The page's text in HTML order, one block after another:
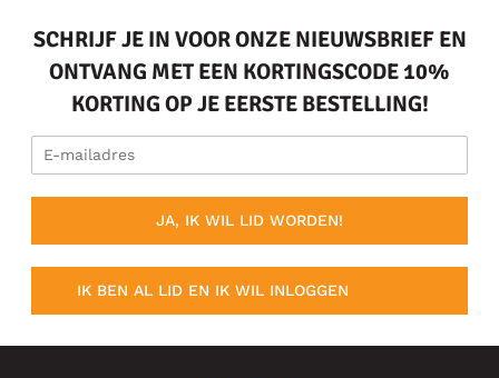
SCHRIJF JE IN VOOR ONZE NIEUWSBRIEF EN
ONTVANG MET EEN KORTINGSCODE 10%
KORTING OP JE EERSTE BESTELLING!
JA, IK WIL LID WORDEN!
IK BEN AL LID EN IK WIL INLOGGEN